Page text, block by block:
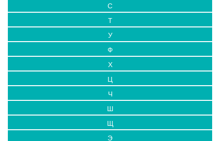
С
Т
У
Ф
Х
Ц
Ч
Ш
Щ
Э